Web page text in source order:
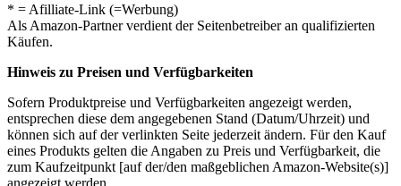
* = Afilliate-Link (=Werbung)
Als Amazon-Partner verdient der Seitenbetreiber an qualifizierten
Käufen.
Hinweis zu Preisen und Verfügbarkeiten
Sofern Produktpreise und Verfügbarkeiten angezeigt werden,
entsprechen diese dem angegebenen Stand (Datum/Uhrzeit) und
können sich auf der verlinkten Seite jederzeit ändern. Für den Kauf
eines Produkts gelten die Angaben zu Preis und Verfügbarkeit, die
zum Kaufzeitpunkt [auf der/den maßgeblichen Amazon-Website(s)]
angezeigt werden.